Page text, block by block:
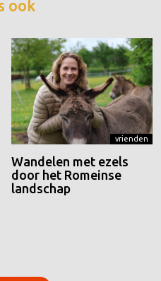
ook
vrienden
Wandelen met ezels
door het Romeinse
landschap